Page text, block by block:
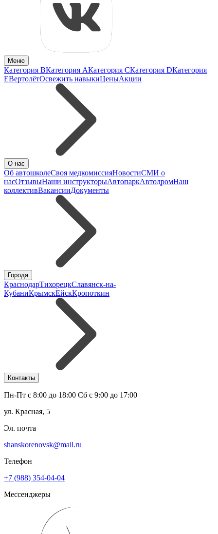
Меню
Категория BКатегория AКатегория CКатегория DКатегория
EВертолётОсвежить навыкиЦеныАкции
О нас
Об автошколеСвоя медкомиссияНовостиСМИ о
насОтзывыНаши инструкторыАвтопаркАвтодромНаш
коллективВакансииДокументы
Города
КраснодарТихорецкСлавянск-на-
КубаниКрымскЕйскКропоткин
Контакты
Пн-Пт с 8:00 до 18:00 Сб с 9:00 до 17:00
ул. Красная, 5
Эл. почта
shanskorenovsk@mail.ru
Телефон
+7 (988) 354-04-04
Мессенджеры